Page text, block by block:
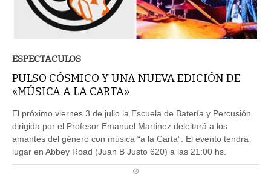
ESPECTACULOS
PULSO CÓSMICO Y UNA NUEVA EDICIÓN DE
«MÚSICA A LA CARTA»
El próximo viernes 3 de julio la Escuela de Batería y Percusión
dirigida por el Profesor Emanuel Martinez deleitará a los
amantes del género con música “a la Carta”. El evento tendrá
lugar en Abbey Road (Juan B Justo 620) a las 21:00 hs.